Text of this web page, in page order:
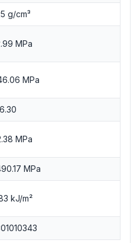
g/cm³
MPa
MPa
MPa
MPa
kJ/m²